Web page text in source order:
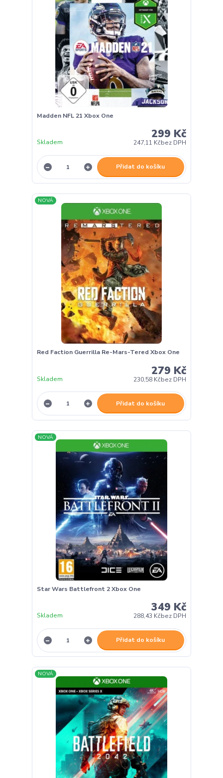
Madden NFL 21 Xbox One
299 Kč
247,11 Kčbez DPH
Skladem
Přidat do košíku
NOVÁ
Red Faction Guerrilla Re-Mars-Tered Xbox One
279 Kč
230,58 Kčbez DPH
Skladem
Přidat do košíku
NOVÁ
Star Wars Battlefront 2 Xbox One
349 Kč
288,43 Kčbez DPH
Skladem
Přidat do košíku
NOVÁ